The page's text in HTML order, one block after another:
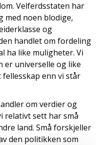
Velferdsstaten har
med noen blodige,
og
handlet om fordeling
ha like muligheter. Vi
er universelle og like
enn vi står
om verdier og
relativt sett har små
land. Små forskjeller
den politikken som